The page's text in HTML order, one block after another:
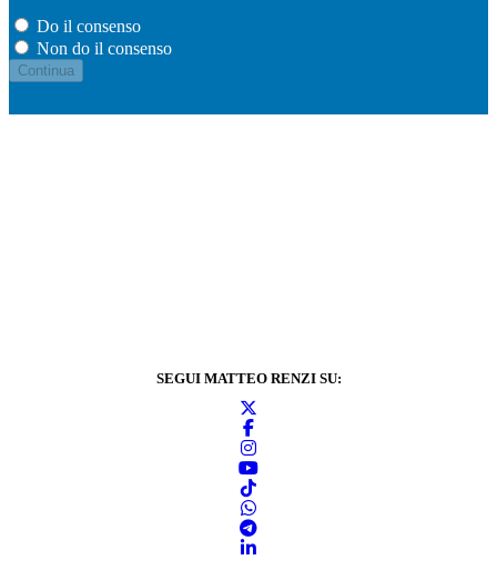
Do il consenso
Non do il consenso
SEGUI MATTEO RENZI SU: